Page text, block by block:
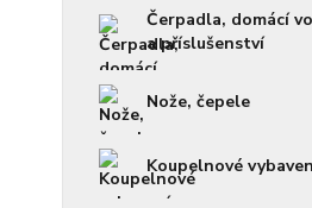
Čerpadla, domácí
a příslušenství
Nože, čepele
Koupelnové